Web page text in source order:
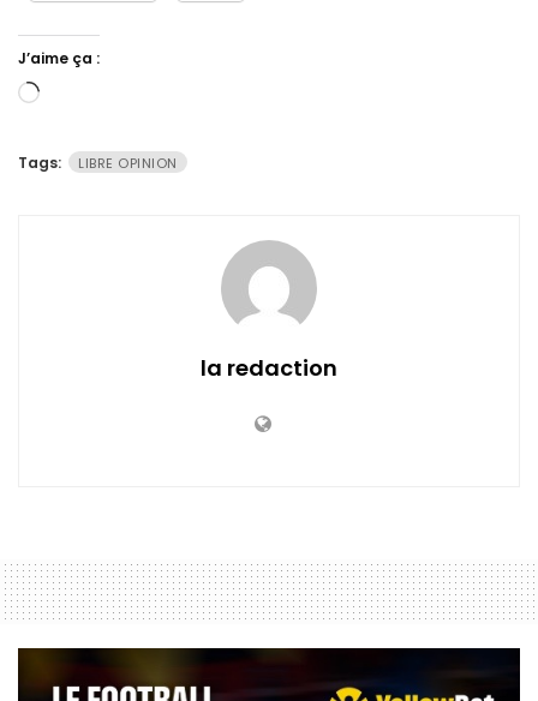
J’aime ça :
Chargement…
Tags: LIBRE OPINION
la redaction